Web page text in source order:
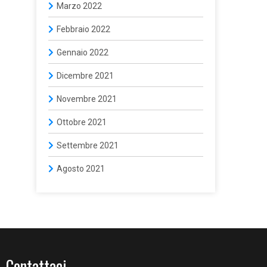
Marzo 2022
Febbraio 2022
Gennaio 2022
Dicembre 2021
Novembre 2021
Ottobre 2021
Settembre 2021
Agosto 2021